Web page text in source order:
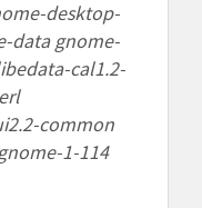
desktop-
data gnome-
cal1.2-
common
1-114